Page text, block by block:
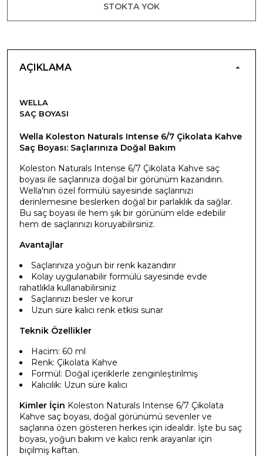
STOKTA YOK
AÇIKLAMA
WELLA
SAÇ BOYASI
Wella Koleston Naturals Intense 6/7 Çikolata Kahve
Saç Boyası: Saçlarınıza Doğal Bakım
Koleston Naturals Intense 6/7 Çikolata Kahve saç
boyası ile saçlarınıza doğal bir görünüm kazandırın.
Wella'nın özel formülü sayesinde saçlarınızı
derinlemesine beslerken doğal bir parlaklık da sağlar.
Bu saç boyası ile hem şık bir görünüm elde edebilir
hem de saçlarınızı koruyabilirsiniz.
Avantajlar
Saçlarınıza yoğun bir renk kazandırır
Kolay uygulanabilir formülü sayesinde evde
rahatlıkla kullanabilirsiniz
Saçlarınızı besler ve korur
Uzun süre kalıcı renk etkisi sunar
Teknik Özellikler
Hacim: 60 ml
Renk: Çikolata Kahve
Formül: Doğal içeriklerle zenginleştirilmiş
Kalıcılık: Uzun süre kalıcı
Kimler İçin Koleston Naturals Intense 6/7 Çikolata
Kahve saç boyası, doğal görünümü sevenler ve
saçlarına özen gösteren herkes için idealdir. İşte bu saç
boyası, yoğun bakım ve kalıcı renk arayanlar için
biçilmiş kaftan.